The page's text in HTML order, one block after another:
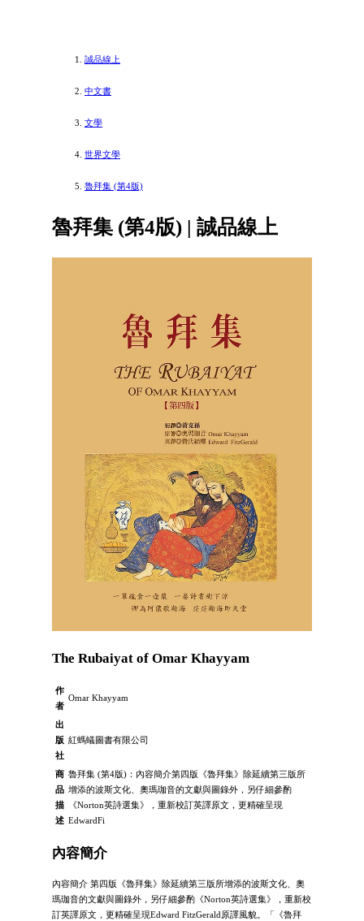
誠品線上
中文書
文學
世界文學
魯拜集 (第4版)
魯拜集 (第4版) | 誠品線上
The Rubaiyat of Omar Khayyam
作
者
Omar Khayyam
出
版
社
紅螞蟻圖書有限公司
商
品
描
述
魯拜集 (第4版)：內容簡介第四版《魯拜集》除延續第三版所
增添的波斯文化、奧瑪珈音的文獻與圖錄外，另仔細參酌
《Norton英詩選集》，重新校訂英譯原文，更精確呈現
EdwardFi
內容簡介
內容簡介 第四版《魯拜集》除延續第三版所增添的波斯文化、奧
瑪珈音的文獻與圖錄外，另仔細參酌《Norton英詩選集》，重新校
訂英譯原文，更精確呈現Edward FitzGerald原譯風貌。「《魯拜